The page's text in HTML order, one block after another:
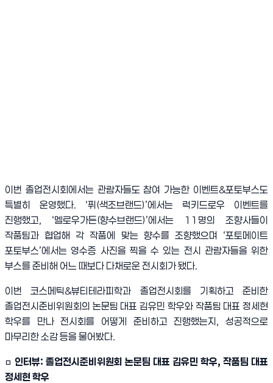
이번 졸업전시회에서는 관람자들도 참여 가능한 이벤트&포토부스도
특별히 운영했다. ‘퓌 (색조브랜드)’에서는 럭키드로우 이벤트를
진행했고, ‘멜로우가든(향수브랜드)’에서는 11 명의 조향사들이
작품팀과 협업해 각 작품에 맞는 향수를 조향했으며 ‘포토메이트
포토부스’에서는 영수증 사진을 찍을 수 있는 전시 관람자들을 위한
부스를 준비해 어느 때보다 다채로운 전시회가 됐다.
이번 코스메틱&뷰티테라피학과 졸업전시회를 기획하고 준비한
졸업전시준비위원회의 논문팀 대표 김유민 학우와 작품팀 대표 정세현
학우를 만나 전시회를 어떻게 준비하고 진행했는지 ,성공적으로
마무리한 소감 등을 물어봤다.
□ 인터뷰: 졸업전시준비위원회 논문팀 대표 김유민 학우, 작품팀 대표
정세현 학우